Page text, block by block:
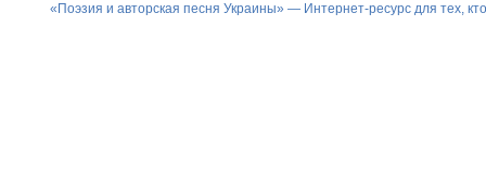
«Поэзия и авторская песня Украины» — Интернет-ресурс для тех,